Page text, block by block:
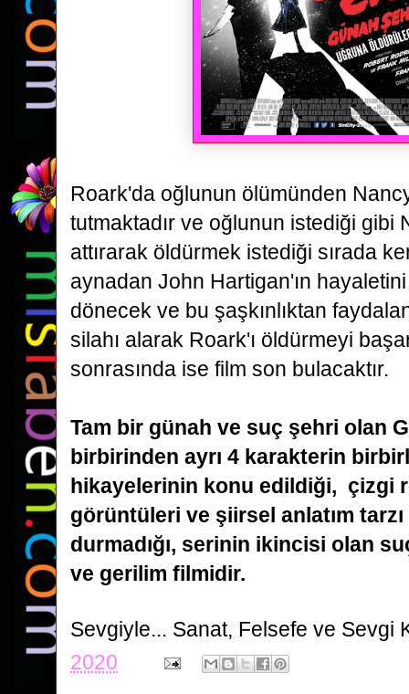
Roark'da oğlunun ölümünden
tutmaktadır ve oğlunun istediği gibi
attırarak öldürmek istediği sırada
aynadan John Hartigan'ın
dönecek ve bu şaşkınlıktan
silahı alarak Roark'ı öldürmeyi
sonrasında ise film son bulacaktır.
Tam bir günah ve suç şehri olan
birbirinden ayrı 4 karakterin
hikayelerinin konu edildiği, çizgi
görüntüleri ve şiirsel anlatım
durmadığı, serinin ikincisi olan
ve gerilim filmidir.
Sevgiyle... Sanat, Felsefe ve Sevgi
2020